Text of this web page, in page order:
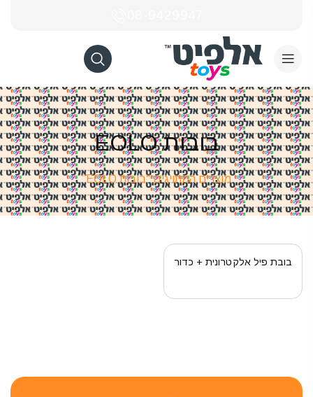
בובות EOLO
מוצרים המתויגים “בובות EOLO”
בובת פיל אלקטרונית + כדור